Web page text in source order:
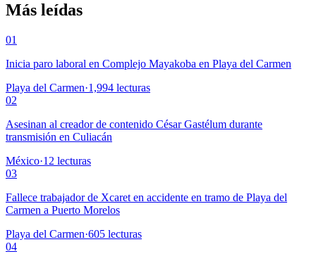
Más leídas
01
Inicia paro laboral en Complejo Mayakoba en Playa del Carmen
Playa del Carmen·1,994 lecturas
02
Asesinan al creador de contenido César Gastélum durante
transmisión en Culiacán
México·12 lecturas
03
Fallece trabajador de Xcaret en accidente en tramo de Playa del
Carmen a Puerto Morelos
Playa del Carmen·605 lecturas
04